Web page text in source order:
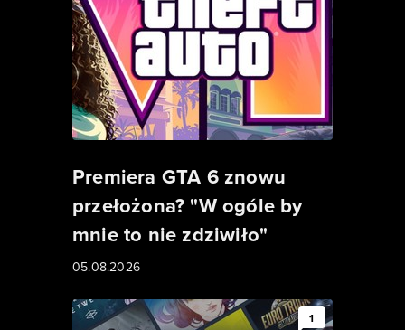
Premiera GTA 6 znowu
przełożona? "W ogóle by
mnie to nie zdziwiło"
05.08.2026
1